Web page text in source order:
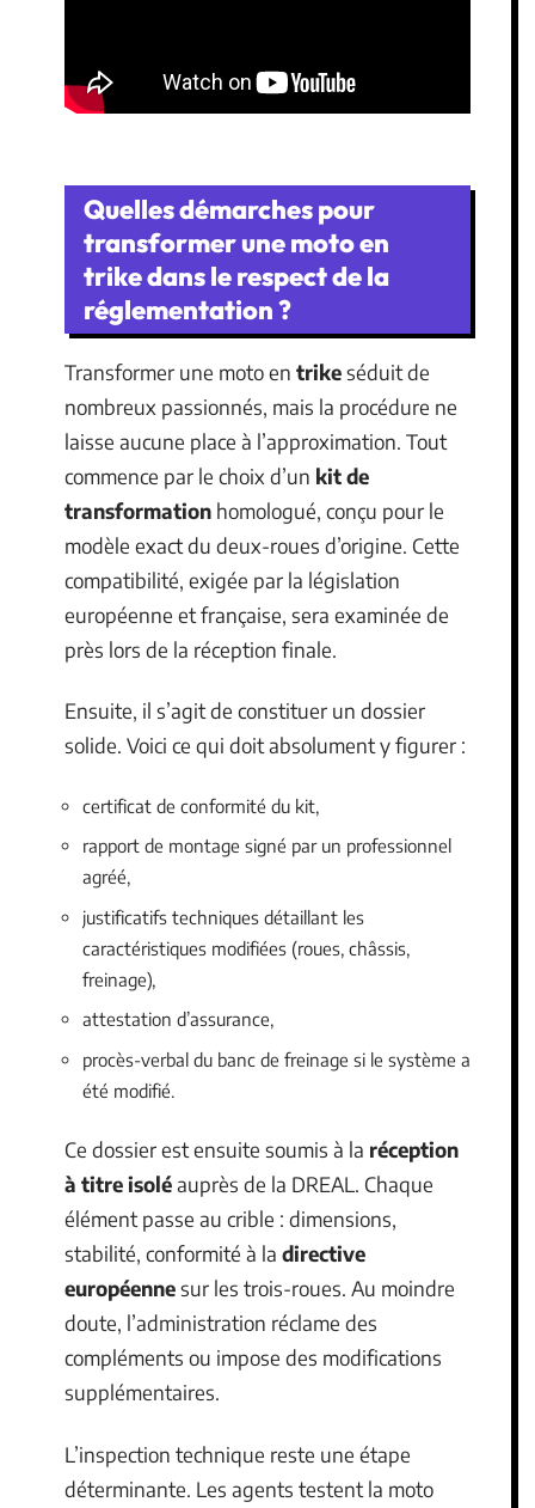
Quelles démarches pour
transformer une moto en
trike dans le respect de la
réglementation ?
Transformer une moto en trikeséduit de
nombreux passionnés, mais la procédure ne
laisse aucune place à l’approximation. Tout
commence par le choix d’un kit de
transformation homologué, conçu pour le
modèle exact du deux-roues d’origine. Cette
compatibilité, exigée par la législation
européenne et française, sera examinée de
près lors de la réception finale.
Ensuite, il s’agit de constituer un dossier
solide. Voici ce qui doit absolument y figurer :
certificat de conformité du kit,
rapport de montage signé par un professionnel
agréé,
justificatifs techniques détaillant les
caractéristiques modifiées (roues, châssis,
freinage),
attestation d’assurance,
procès-verbal du banc de freinage si le système a
été modifié.
Ce dossier est ensuite soumis à la réception
à titre isoléauprès de la DREAL. Chaque
élément passe au crible : dimensions,
stabilité, conformité à la directive
européennesur les trois-roues. Au moindre
doute, l’administration réclame des
compléments ou impose des modifications
supplémentaires.
L’inspection technique reste une étape
déterminante. Les agents testent la moto